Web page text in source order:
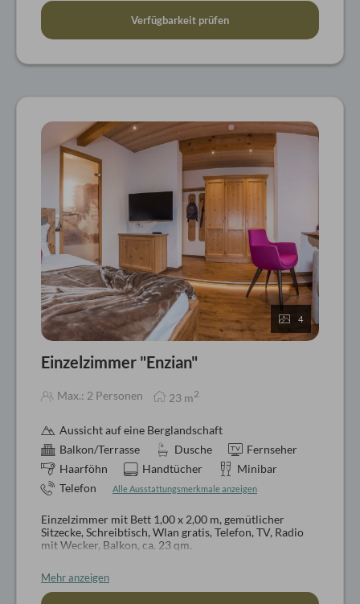
Verfügbarkeit prüfen
4
Einzelzimmer "Enzian"
Max.: 2 Personen 23 m2
Aussicht auf eine Berglandschaft
Balkon/Terrasse
Dusche
Fernseher
Haarföhn
Handtücher
Minibar
Telefon
Alle Ausstattungsmerkmale anzeigen
Einzelzimmer mit Bett 1,00 x 2,00 m, gemütlicher
Sitzecke, Schreibtisch, Wlan gratis, Telefon, TV, Radio
mit Wecker, Balkon, ca. 23 qm.
Wellnesskorb mit Bademantel und Badeschlappen
Hunde auf Anfrage
Mehr anzeigen